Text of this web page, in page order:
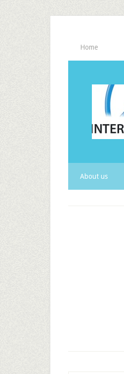
Home
About us